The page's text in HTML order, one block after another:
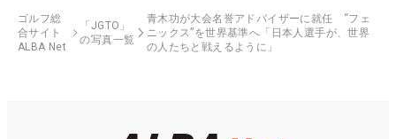
ゴルフ総
合サイト
ALBA Net
「JGTO」
の写真一覧
青木功が大会名誉アドバイザーに就任 “フェ
ニックス”を世界基準へ「日本人選手が、世界
の人たちと戦えるように」